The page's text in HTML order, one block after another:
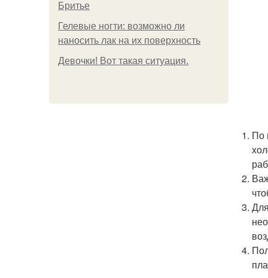
Бритье
Гелевые ногти: возможно ли
наносить лак на их поверхность
Девочки! Вот такая ситуация.
По